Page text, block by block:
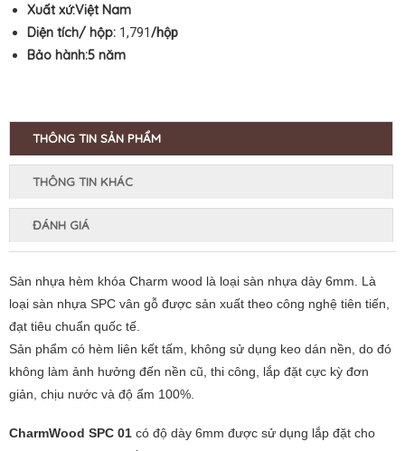
Xuất xứ:Việt Nam
Diện tích/ hộp: 1,791/hộp
Bảo hành:5 năm
THÔNG TIN SẢN PHẨM
THÔNG TIN KHÁC
ĐÁNH GIÁ
Sàn nhựa hèm khóa Charm wood là loại sàn nhựa dày 6mm. Là
loại sàn nhựa SPC vân gỗ được sản xuất theo công nghệ tiên tiến,
đạt tiêu chuẩn quốc tế.
Sản phẩm có hèm liên kết tấm, không sử dụng keo dán nền, do đó
không làm ảnh hưởng đến nền cũ, thi công, lắp đặt cực kỳ đơn
giản, chịu nước và độ ẩm 100%.
CharmWood SPC 01 có độ dày 6mm được sử dụng lắp đặt cho